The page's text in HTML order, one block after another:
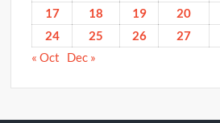
17
18 19 20
24
25 26 27
« Oct
Dec »